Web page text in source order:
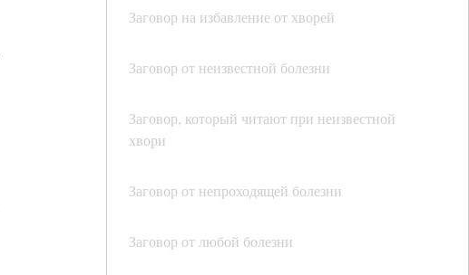
Заговор на избавление от хворей
Заговор от неизвестной болезни
Заговор, который читают при неизвестной
хвори
Заговор от непроходящей болезни
Заговор от любой болезни